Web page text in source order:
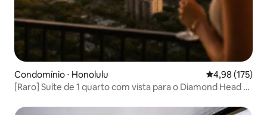
Condomínio ⋅ Honolulu 4,98 de uma
4,98 (175)
[Raro] Suíte de 1 quarto com vista para o Diamond Head e